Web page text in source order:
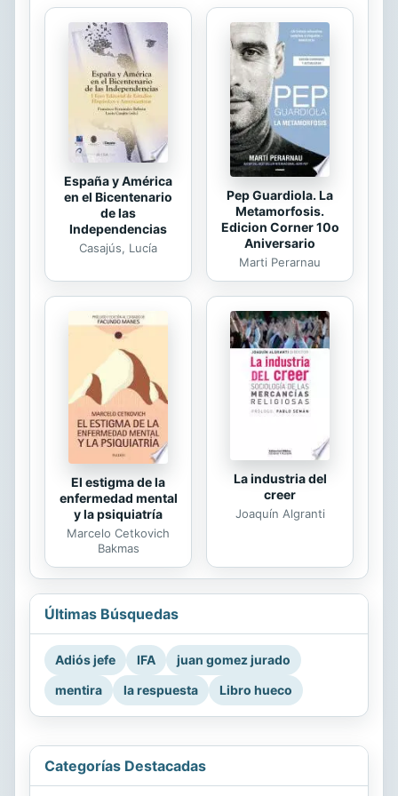
Además, dispondrás de acceso a un
curso 100 % práctico en vídeo y
completamente actualizado de más
de 10 horas, donde aprenderás a
aplicar cada una de las estrategias
descritas en el libro. Al acabar el
curso obtendrás un certificado
avalado por la...
España y América
en el Bicentenario
de las
Independencias
Casajús, Lucía
Pep Guardiola. La
Metamorfosis.
Edicion Corner 10o
Aniversario
Marti Perarnau
El estigma de la
enfermedad mental
y la psiquiatría
Marcelo Cetkovich
Bakmas
La industria del
creer
Joaquín Algranti
Últimas Búsquedas
Adiós jefe IFA
juan gomez jurado
mentira
la respuesta Libro hueco
Categorías Destacadas